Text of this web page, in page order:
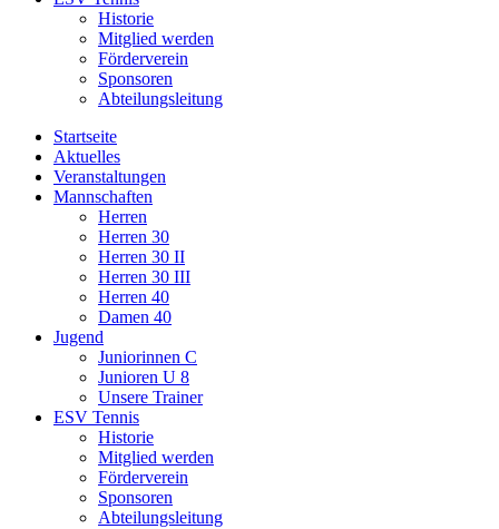
Historie
Mitglied werden
Förderverein
Sponsoren
Abteilungsleitung
Startseite
Aktuelles
Veranstaltungen
Mannschaften
Herren
Herren 30
Herren 30 II
Herren 30 III
Herren 40
Damen 40
Jugend
Juniorinnen C
Junioren U 8
Unsere Trainer
ESV Tennis
Historie
Mitglied werden
Förderverein
Sponsoren
Abteilungsleitung